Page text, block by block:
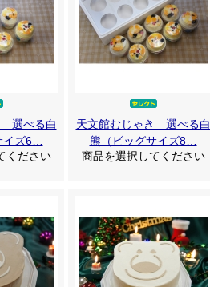
選べる白
ズ6…
ください
天文館むじゃき 選べる白
熊（ビッグサイズ8…
商品を選択してください